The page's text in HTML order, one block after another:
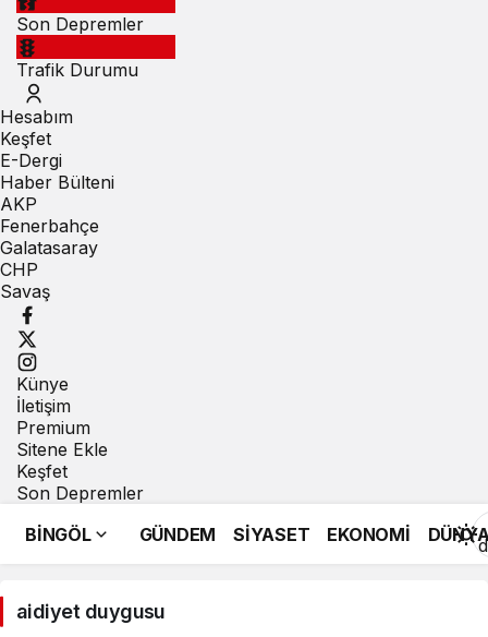
Son Depremler
Trafik Durumu
Hesabım
Keşfet
E-Dergi
Haber Bülteni
AKP
Fenerbahçe
Galatasaray
CHP
Savaş
Künye
İletişim
Premium
Sitene Ekle
Keşfet
Son Depremler
BİNGÖL
GÜNDEM SİYASET EKONOMİ
aidiyet duygusu